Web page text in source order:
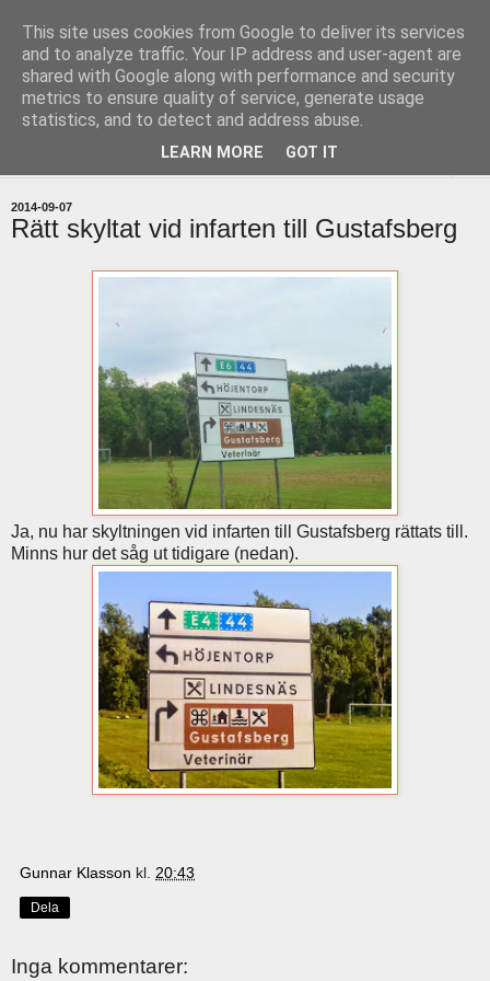
uddevallabloggen.se
med stort och smått från Uddevallas horisont
2014-09-07
Rätt skyltat vid infarten till Gustafsberg
Ja, nu har skyltningen vid infarten till Gustafsberg rättats till.
Minns hur det såg ut tidigare (nedan).
Gunnar Klasson kl. 20:43
Dela
Inga kommentarer:
This site uses cookies from Google to deliver its services
and to analyze traffic. Your IP address and user-agent are
shared with Google along with performance and security
metrics to ensure quality of service, generate usage
statistics, and to detect and address abuse.
LEARN MORE GOT IT